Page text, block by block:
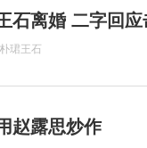
石离婚 二字回
珺王石
赵露思炒作